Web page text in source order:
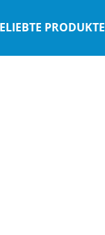
PRODUKTE